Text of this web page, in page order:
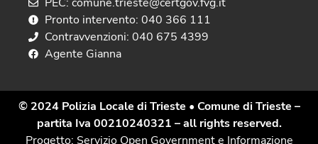
Pronto intervento: 040 366 111
Contravvenzioni: 040 675 4399
Agente Gianna
© 2024 Polizia Locale di Trieste • Comune di Trieste –
partita Iva 00210240321 – all rights reserved.
Progetto: Servizio Open Government e Informazione